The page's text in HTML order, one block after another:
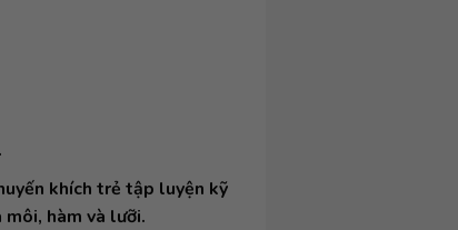
khích trẻ tập luyện kỹ
hàm và lưỡi.